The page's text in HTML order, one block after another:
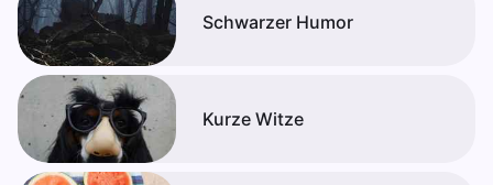
Schwarzer Humor
Kurze Witze